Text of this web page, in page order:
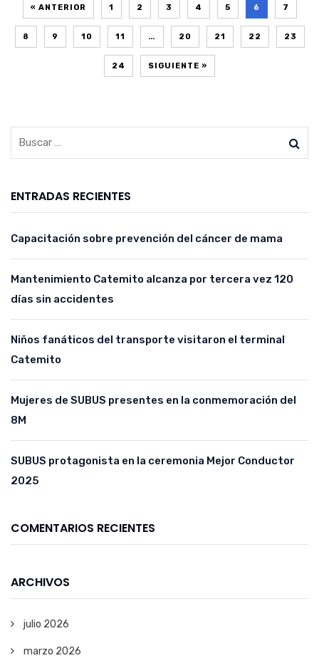
« ANTERIOR 1 2 3 4 5 6 7
8 9 10 11 … 20 21 22 23
24 SIGUIENTE »
ENTRADAS RECIENTES
Capacitación sobre prevención del cáncer de mama
Mantenimiento Catemito alcanza por tercera vez 120
días sin accidentes
Niños fanáticos del transporte visitaron el terminal
Catemito
Mujeres de SUBUS presentes en la conmemoración del
8M
SUBUS protagonista en la ceremonia Mejor Conductor
2025
COMENTARIOS RECIENTES
ARCHIVOS
julio 2026
marzo 2026